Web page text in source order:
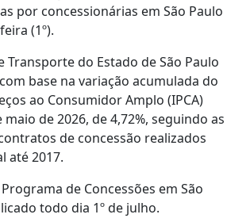
por concessionárias em São Paulo
(1º).
Transporte do Estado de São Paulo
base na variação acumulada do
ao Consumidor Amplo (IPCA)
de 2026, de 4,72%, seguindo as
de concessão realizados
até 2017.
de Concessões em São
todo dia 1º de julho.